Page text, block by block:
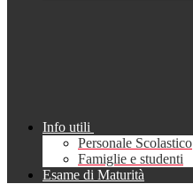
Info utili
Personale Scolastico
Famiglie e studenti
Esame di Maturità